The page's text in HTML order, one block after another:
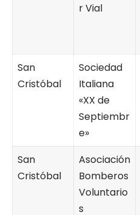
r Vial
San
Cristóbal
Sociedad
Italiana
«XX de
Septiembr
e»
San
Cristóbal
Asociación
Bomberos
Voluntario
s